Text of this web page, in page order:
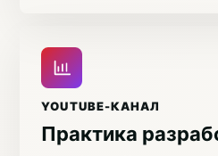
YOUTUBE-КАНАЛ
Практика